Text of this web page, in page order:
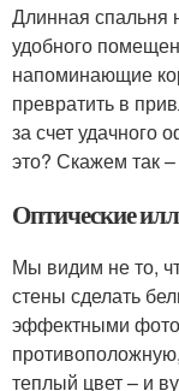
Длинная спальня
удобного
напоминающие
превратить в
за счет
это? Скажем так
Оптические
Мы видим не то,
стены сделать
эффектными
теплый цвет – и